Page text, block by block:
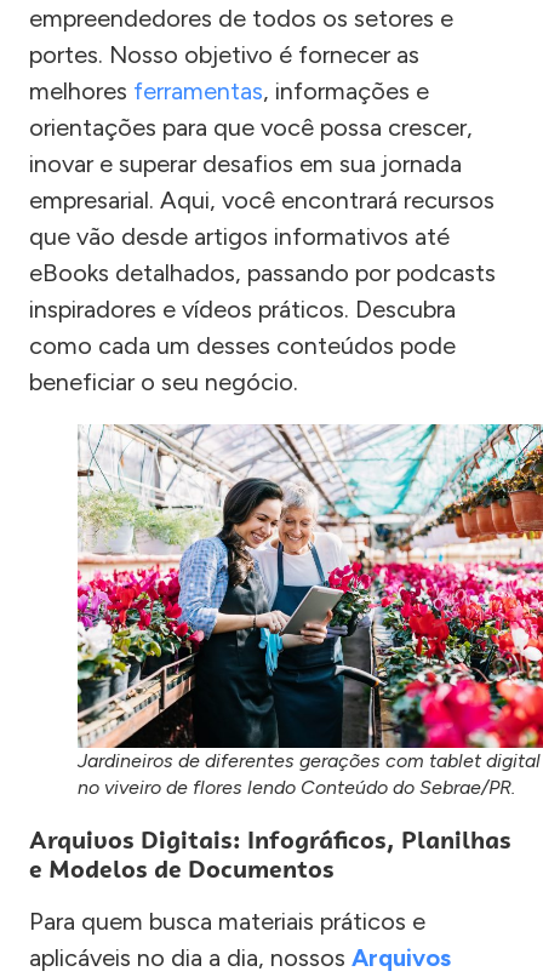
empreendedores de todos os setores e
portes. Nosso objetivo é fornecer as
melhores ferramentas, informações e
orientações para que você possa crescer,
inovar e superar desafios em sua jornada
empresarial. Aqui, você encontrará recursos
que vão desde artigos informativos até
eBooks detalhados, passando por podcasts
inspiradores e vídeos práticos. Descubra
como cada um desses conteúdos pode
beneficiar o seu negócio.
Jardineiros de diferentes gerações com tablet digital
no viveiro de flores lendo Conteúdo do Sebrae/PR.
Arquivos Digitais: Infográficos, Planilhas
e Modelos de Documentos
Para quem busca materiais práticos e
aplicáveis no dia a dia, nossos Arquivos